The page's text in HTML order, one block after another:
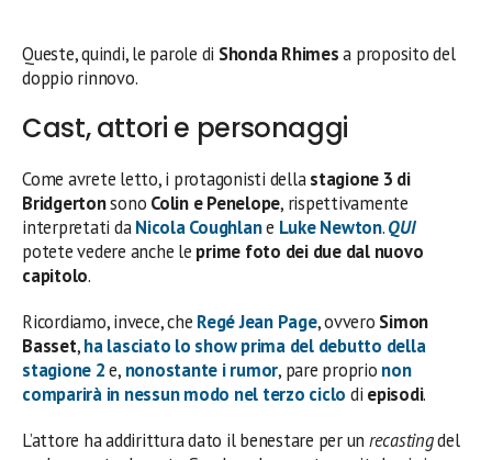
Queste, quindi, le parole di Shonda Rhimesa proposito del
doppio rinnovo.
Cast, attori e personaggi
Come avrete letto, i protagonisti dellastagione 3 di
Bridgertonsono Colin e Penelope, rispettivamente
interpretati daNicola Coughlane Luke Newton.QUI
potete vedere anche le prime foto dei due dal nuovo
capitolo.
Ricordiamo, invece, che Regé Jean Page, ovvero Simon
Basset,ha lasciato lo show prima del debutto della
stagione 2e, nonostante i rumor, pare proprio non
comparirà in nessun modo nel terzo ciclo di episodi.
L’attore ha addirittura dato il benestare per un recastingdel